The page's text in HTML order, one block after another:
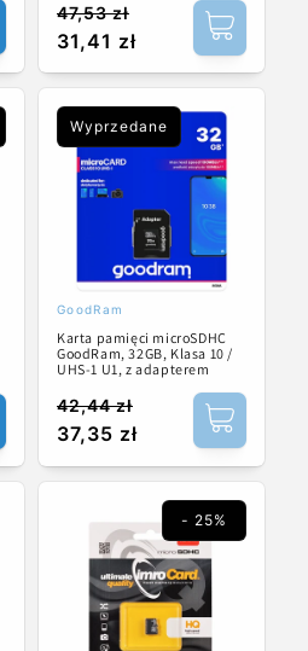
Cena
regularna
47,53 zł
Cena
promocyjna
31,41 zł
Wyprzedane
Dostawca:
GoodRam
Karta pamięci microSDHC
GoodRam, 32GB, Klasa 10 /
UHS-1 U1, z adapterem
Cena
regularna
42,44 zł
Cena
promocyjna
37,35 zł
- 25%